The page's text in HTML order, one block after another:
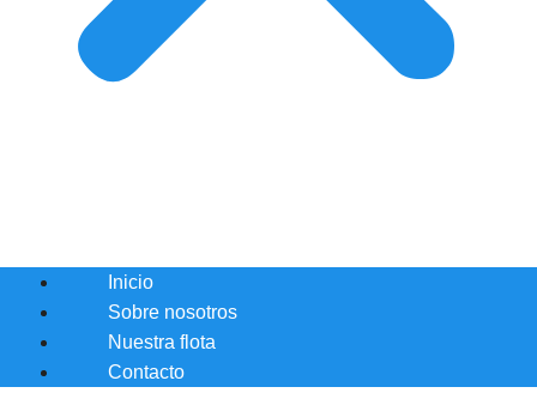
Inicio
Sobre nosotros
Nuestra flota
Contacto